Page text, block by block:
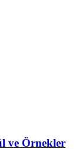
ve Örnekler